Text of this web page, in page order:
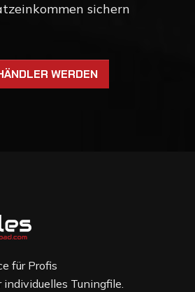
sichern
WERDEN
für Profis
Tuningfile.